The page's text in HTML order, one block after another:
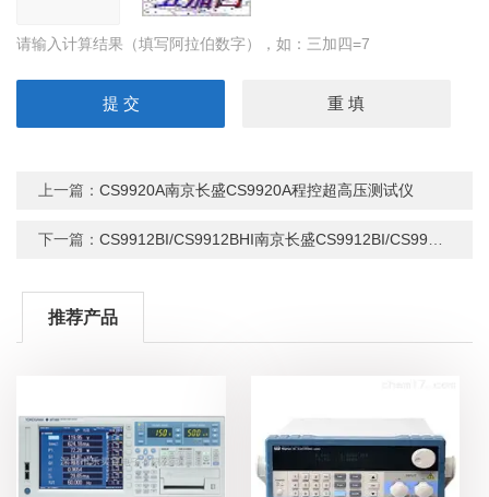
请输入计算结果（填写阿拉伯数字），如：三加四=7
上一篇：CS9920A南京长盛CS9920A程控超高压测试仪
下一篇：CS9912BI/CS9912BHI南京长盛CS9912BI/CS9912BHI程控耐压测试仪
推荐产品